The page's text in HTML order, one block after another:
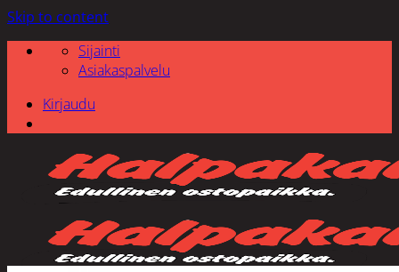
Skip to content
Sijainti
Asiakaspalvelu
Kirjaudu